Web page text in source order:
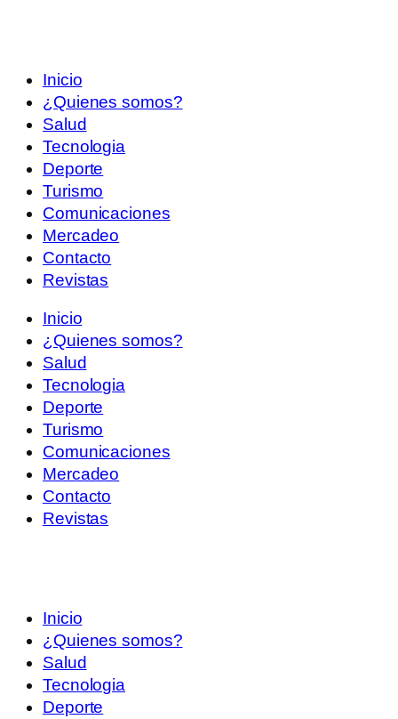
Inicio
¿Quienes somos?
Salud
Tecnologia
Deporte
Turismo
Comunicaciones
Mercadeo
Contacto
Revistas
Inicio
¿Quienes somos?
Salud
Tecnologia
Deporte
Turismo
Comunicaciones
Mercadeo
Contacto
Revistas
Inicio
¿Quienes somos?
Salud
Tecnologia
Deporte